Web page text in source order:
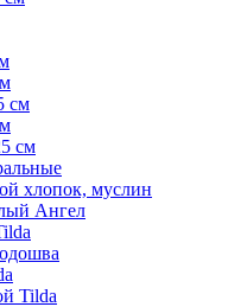
см
см
хлопок, муслин
Ангел
Tilda